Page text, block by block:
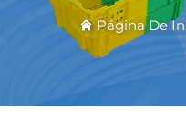
Página De